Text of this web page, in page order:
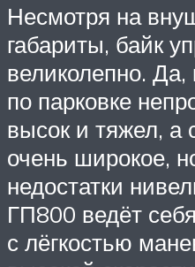
Несмотря на
габариты, байк
великолепно. Да,
по парковке
высок и тяжел, а
очень широкое,
недостатки
ГП800 ведёт
с лёгкостью